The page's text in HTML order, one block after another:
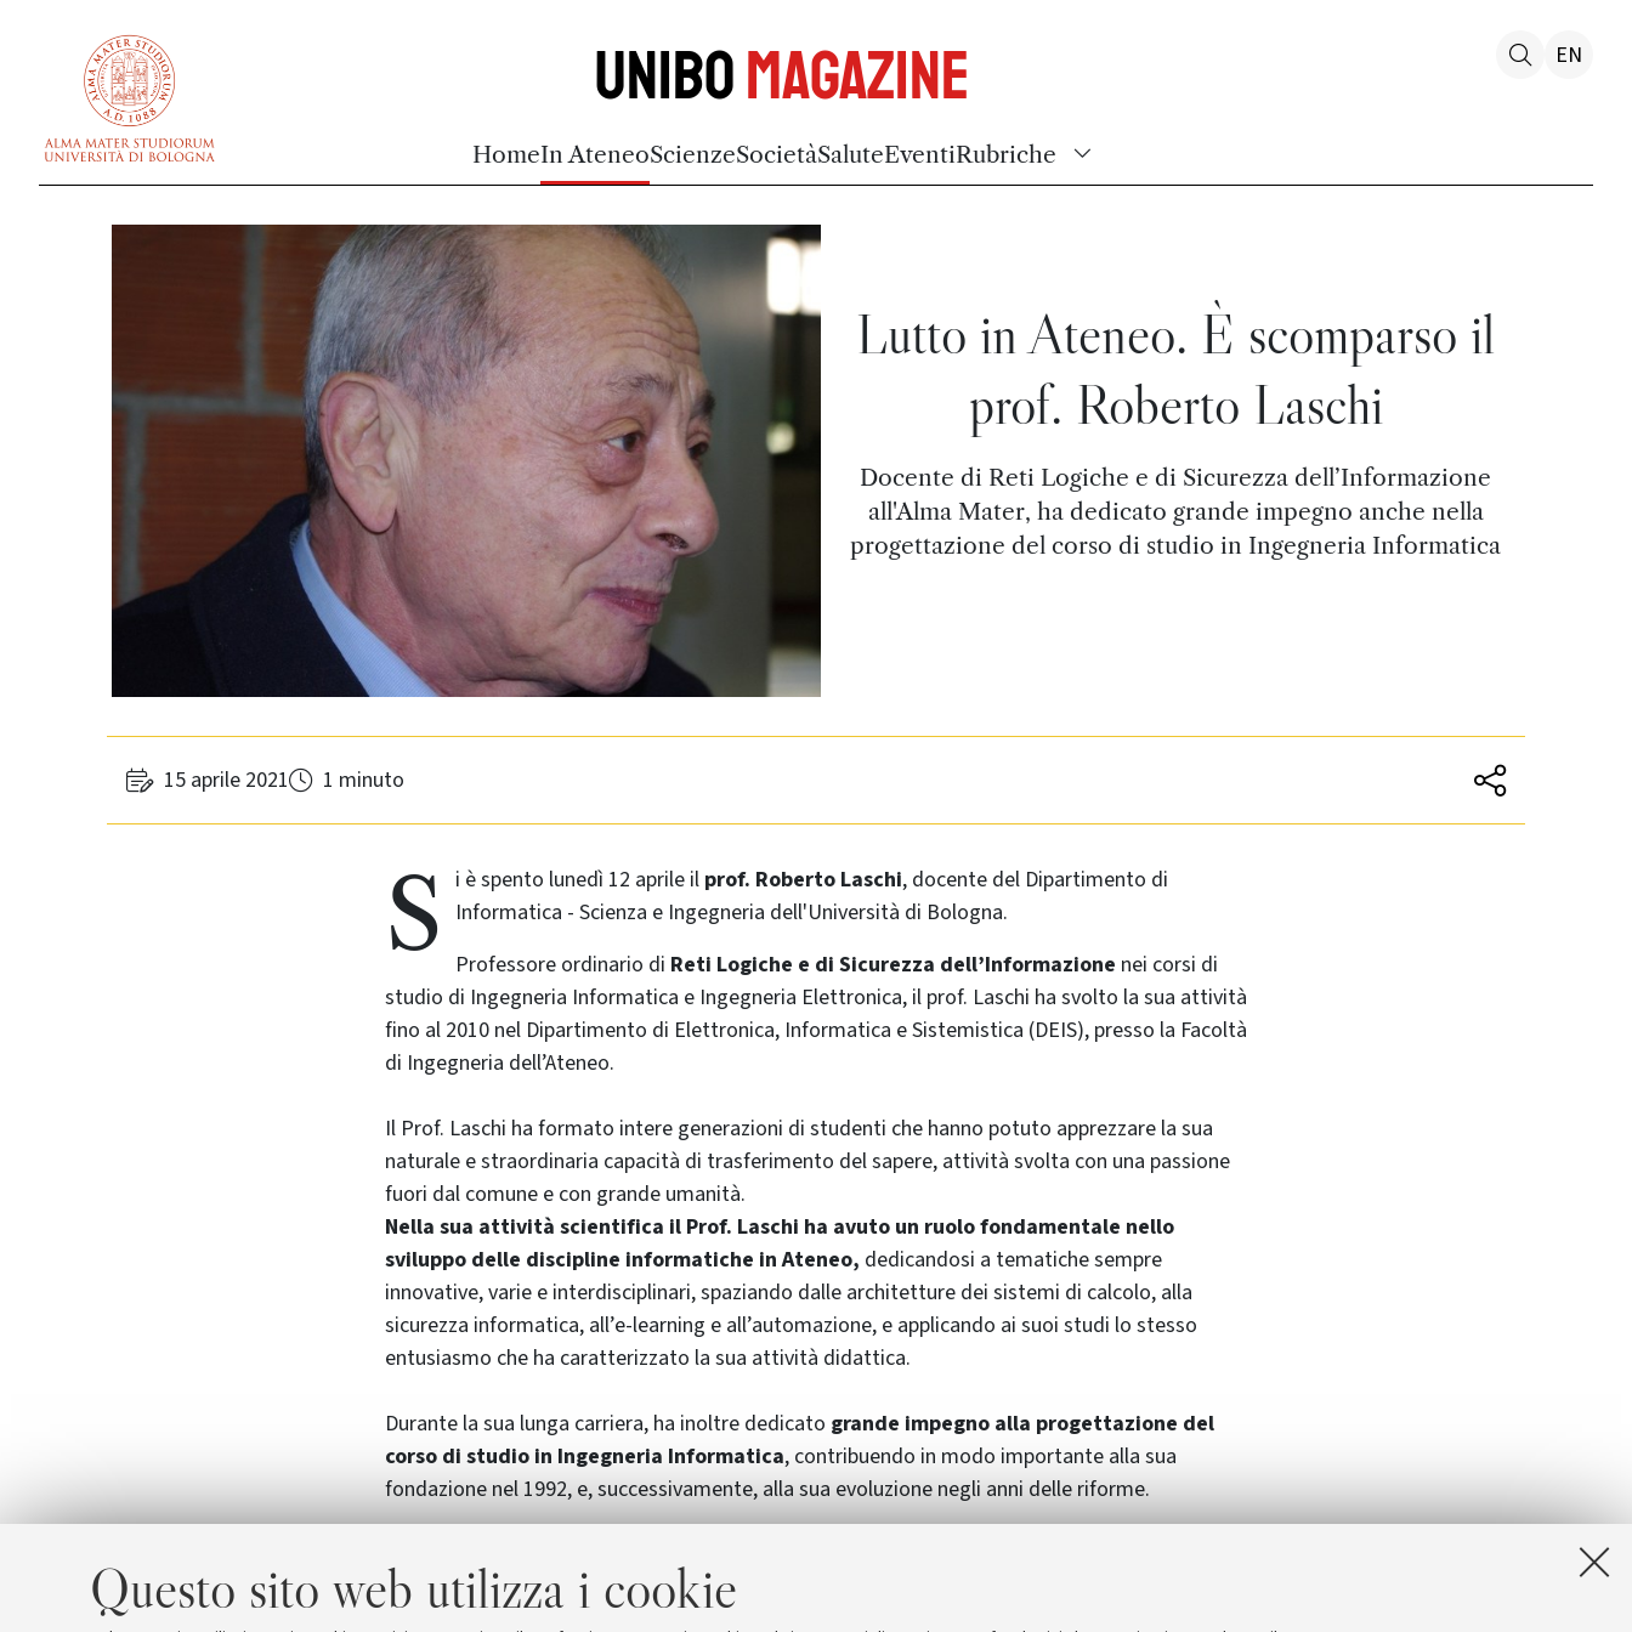
Questo sito web utilizza i cookie
UniboMagazine
HomeIn AteneoScienzeSocietàSaluteEventiRubriche
EN
Lutto in Ateneo. È scomparso il
prof. Roberto Laschi
Docente di Reti Logiche e di Sicurezza dell’Informazione
all'Alma Mater, ha dedicato grande impegno anche nella
progettazione del corso di studio in Ingegneria Informatica
15 aprile 2021 1 minuto
S i è spento lunedì 12 aprile il prof. Roberto Laschi, docente del Dipartimento di
Informatica - Scienza e Ingegneria dell'Università di Bologna.
Professore ordinario di Reti Logiche e di Sicurezza dell’Informazione nei corsi di
studio di Ingegneria Informatica e Ingegneria Elettronica, il prof. Laschi ha svolto la sua attività
fino al 2010 nel Dipartimento di Elettronica, Informatica e Sistemistica (DEIS), presso la Facoltà
di Ingegneria dell’Ateneo.
Il Prof. Laschi ha formato intere generazioni di studenti che hanno potuto apprezzare la sua
naturale e straordinaria capacità di trasferimento del sapere, attività svolta con una passione
fuori dal comune e con grande umanità.
Nella sua attività scientifica il Prof. Laschi ha avuto un ruolo fondamentale nello
sviluppo delle discipline informatiche in Ateneo, dedicandosi a tematiche sempre
innovative, varie e interdisciplinari, spaziando dalle architetture dei sistemi di calcolo, alla
sicurezza informatica, all’e-learning e all’automazione, e applicando ai suoi studi lo stesso
entusiasmo che ha caratterizzato la sua attività didattica.
Durante la sua lunga carriera, ha inoltre dedicato grande impegno alla progettazione del
corso di studio in Ingegneria Informatica, contribuendo in modo importante alla sua
fondazione nel 1992, e, successivamente, alla sua evoluzione negli anni delle riforme.
autorevole esempio, saggia guida e caro amico ed esprime le più vive condoglianze alla